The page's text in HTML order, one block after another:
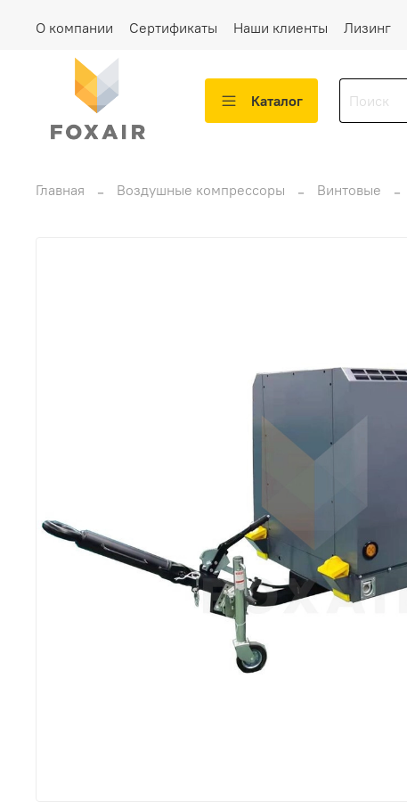
О компании Сертификаты Наши клиенты Лизинг
Каталог
Главная Воздушные компрессоры Винтовые